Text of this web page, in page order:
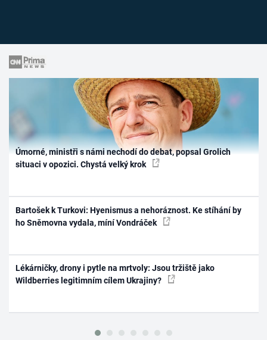
Úmorné, ministři s námi nechodí do debat, popsal Grolich
situaci v opozici. Chystá velký krok
Bartošek k Turkovi: Hyenismus a nehoráznost. Ke stíhání by
ho Sněmovna vydala, míní Vondráček
Lékárničky, drony i pytle na mrtvoly: Jsou tržiště jako
Wildberries legitimním cílem Ukrajiny?